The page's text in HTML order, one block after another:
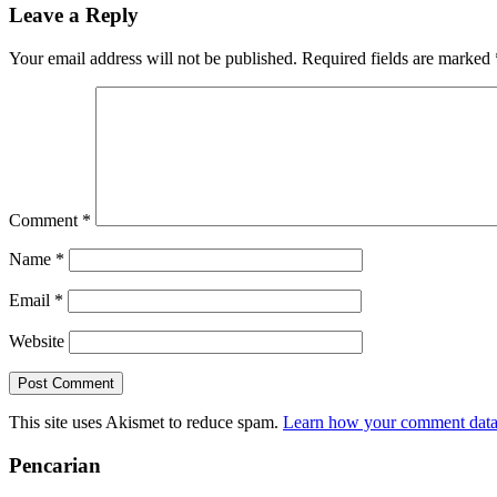
Leave a Reply
Your email address will not be published. Required fields are marked
Comment *
Name *
Email *
Website
This site uses Akismet to reduce spam. Learn how your comment
Pencarian